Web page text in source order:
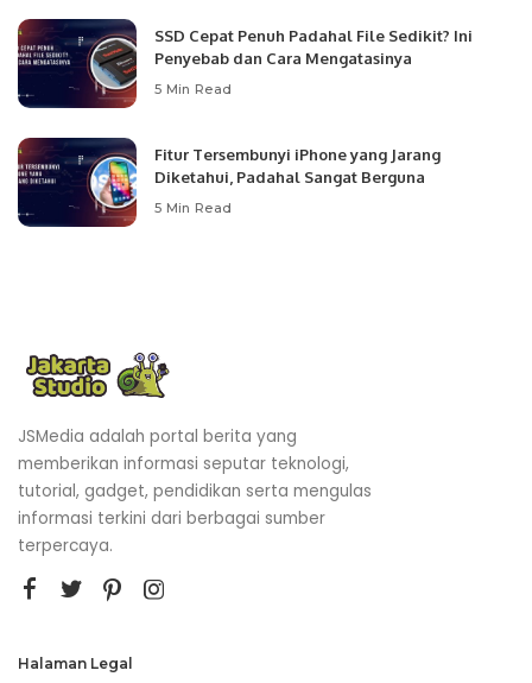
SSD Cepat Penuh Padahal File Sedikit? Ini
Penyebab dan Cara Mengatasinya
5 Min Read
Fitur Tersembunyi iPhone yang Jarang
Diketahui, Padahal Sangat Berguna
5 Min Read
JSMedia adalah portal berita yang
memberikan informasi seputar teknologi,
tutorial, gadget, pendidikan serta mengulas
informasi terkini dari berbagai sumber
terpercaya.
Halaman Legal